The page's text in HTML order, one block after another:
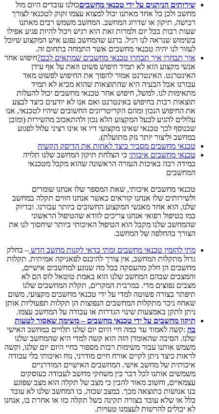
שירותים הניתנים על ידי טכנאי מחשביםכולנו עובדים היום מול
מחשב ולכן כל אחד מאתנו יכול למצוא עצמו זקוק לטכנאי לצורך
רכישה, תיקון או שדרוג המחשב. המחשב משמש רבים מאתנו
שעות רבות בכל יום ולמרות זאת הוא רגיש ויכול להיות פגיע אפילו
בשימוש שנראה לנו רגיל. ברגע שהמחשב נפגע איש המקצוע שיוכל
לעזור לנו יהיה טכנאי מחשבים אשר התמחה בתחום זה.
איך תבחרו איך תבחרו טכנאי מחשבים שמתאים לכם?חיפוש אחר
אנשי מקצוע הוא לא תמיד חיפוש פשוט וזאת על אף עידן
האינטרנט. האינטרנט אמור להפוך את החיפוש לפשוט מאד
עבורנו אבל הבעיה היא שהתוצאות שהוא מביא לא תמיד
מתאימות לנו. למשל, חיפוש אחר טכנאי מחשבים יכול להעלות
תוצאות רבות בחיפוש באינטרנט ואם אנו לא יודעים כיצד לבצע
את החיפוש הנכון ומהם הקריטריונים החשובים שיהיו לטכנאי, אנו
עלולים להגיע לבעל המקצוע הלא נכון ולהתאכזב מהשירות (ומובן
שבנוסף לכך טכנאי שאינו מקצועי דיו או אינו רציני עלול לפגוע
במחשב וליצור יותר נזק מתועלת).
טכנאי מחשבים מסביר כיצד לאחות את הדיסק הקשיח
טכנאי מחשבים איכותי כי הצלחת תיקון המחשב שלנו תלויה
במידה רבה באיכות העזרה הראשונה שהוא מקבל מטכנאי
המחשבים
טכנאי מחשבים איכותי, שאת המספר שלו אנחנו שומרים
ולשירותים שלו אנחנו קוראים כאשר אנחנו חווים תקלה במחשב
שלנו, הוא אחד מאנשי המקצוע החשובים ביותר עבורנו. ובדיוק
כמו בטיפול רפואי אנחנו צריכים לוודא שהטיפול הראשוני
שהמחשב שלנו מקבל הוא הטיפול האיכותי ביותר שיחסוך לנו את
הצורך בהחלפה של המחשב.
מתי להזמין טכנאי מחשבים ומתי כדאי לקנות מחשב חדש – בחלק
גדול מתקלות המחשב, אין צורך להיכנס לפאניקה אמיתית. תקלות
מחשבים הן חלק מהעסקה בכל מה שנוגע למחשבים אישיים,
והמצבים שבהם המחשב שלנו הוא באמת טוטאל לוס הם לא
מצבים נפוצים מדי. במרבית המקרים, תקלת המחשבים שלנו
תיפתר בצורה פשוטה למדי על ידי טכנאי מחשבים מקצועי, משום
שאחוז ניכר מתקלות המחשבים הנפוצות הן תקלות תפעוליות אותן
ניתן לתקן באמצעות שינוי הגדרות או עבודה על המחשב עצמו.
תיקון מחשבים על ידי טכנאי מחשבים – משימה שאסור לטעות
בה :קשה לאמוד עד כמה חיי היום יום שלנו תלויים במחשב האישי
שלנו. הסיבה שהאומדן הזה הוא קשה למדי היא שהמחשב שלנו
משמש אותנו עבור משימות רבות מספור בחיי היום יום שלנו, וקשה
לראות כיצד ניתן לקיים אורח חיים מודרני, נוח ואיכותי בלי עבודה
איכותית של מחשב אישי. המחשבים האישיים המודרניים
משמשים אותנו לכל דבר בין משחקי מחשב לעבודה כעוסקים
עצמאיים, וחשוב מאוד להבין כי מצב של תקלה הוא מצב שפוגע
בנו אנושות כתוצאה מכך. במצב שכזה, בו המחשב שלנו לא עובד
כלל או שלא עובד בצורה תקינה בשל תקלה כזו או אחרת בו, אנחנו
לא יכולים להרשות לעצמנו טעויות.